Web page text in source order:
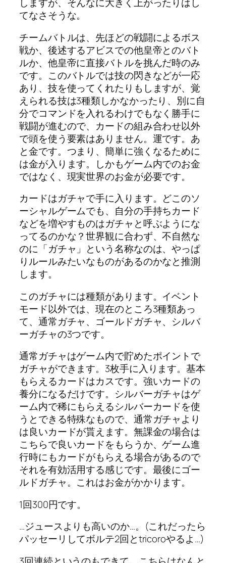
しますが、そんなに大きく上がったりはし
てなさそうな。
チームバトルは、先ほどの戦闘によるボス
戦か、後述するアビスでの他皇帝とのバト
ルか、他皇帝に直接バトルを挑んだ時のみ
です。このバトルでは技の閃きなどが一応
あり、技を使ってくれたりもしますが、覚
えられる技は3種類しかなかったり、別に自
分でコマンドを入れるわけでもなく勝手に
戦闘が進むので、カードの組み合わせ以外
で頭を使う要素はありません。運です。あ
と金です。つまり、簡単に強くなるために
は金が入ります。しかもゲーム内でのお金
ではなく、現実世界のお金が必要です。
カードはガチャで手に入ります。どこのソ
ーシャルゲームでも、自分の手持ちカード
などを増やすものはガチャと呼ぶようにな
ってるのかな？世界観に合わず、不自然な
のに「ガチャ」という名称なのは、やっぱ
りルールみたいなものがあるのかなと推測
します。
このガチャには種類があります。イベント
モード以外では、現在のところ3種類あっ
て、通常ガチャ、ゴールドガチャ、シルバ
ーガチャの3つです。
通常ガチャはゲーム内で貯めたポイントで
ガチャができます。3枚手に入ります。基本
もらえるカードはカスです。強いカードの
養分になるだけです。シルバーガチャはゲ
ーム内で稀にもらえるシルバーカードを使
うとできる特殊なもので、通常ガチャより
は良いカードが貰えます。無課金の場合は
こちらで良いカードをもらうか、ゲーム進
行時にもカードがもらえる場合があるので
それを有効活用する感じです。最後にゴー
ルドガチャ。これはお金がかかります。
1回300円です。
…ジュースよりも高いのか…。(これだったら
パッセーリしてボルテ2回とtricoroやるよ…)